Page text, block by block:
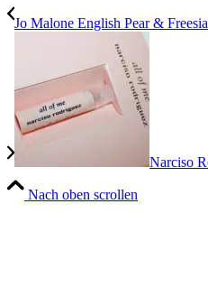
Jo Malone English Pear &
Narciso
Nach oben scrollen